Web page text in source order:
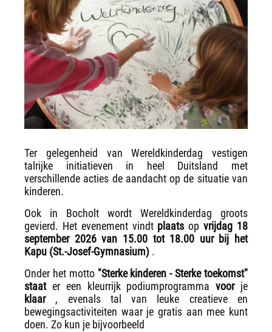
Ter gelegenheid van Wereldkinderdag vestigen
talrijke initiatieven in heel Duitsland met
verschillende acties de aandacht op de situatie van
kinderen.
Ook in Bocholt wordt Wereldkinderdag groots
gevierd. Het evenement vindt plaatsopvrijdag 18
september 2026 van 15.00 tot 18.00 uur bij het
Kapu (St.-Josef-Gymnasium) .
Onder het motto "Sterke kinderen - Sterke toekomst"
staat er een kleurrijk podiumprogrammavoor je
klaar , evenals tal van leuke creatieve en
bewegingsactiviteiten waar je gratis aan mee kunt
doen. Zo kun je bijvoorbeeld